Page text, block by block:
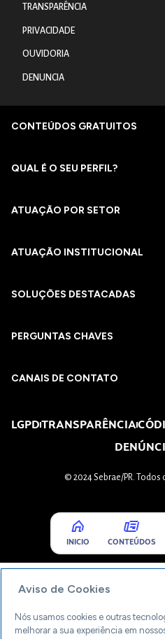
TRANSPARÊNCIA
PRIVACIDADE
OUVIDORIA
DENUNCIA
CONTEÚDOS GRATUITOS
QUAL É O SEU PERFIL?
ATUAÇÃO POR SETOR
ATUAÇÃO INSTITUCIONAL
SOLUÇÕES DESTACADAS
PERGUNTAS CHAVES​
CANAIS DE CONTATO
LGPDTRANSPARÊNCIA
© 2024 Sebrae/PR.
INICIO CONTEÚDOS
Aviso de Cookies
Nós usamos cookies e outras
melhorar a sua experiência em